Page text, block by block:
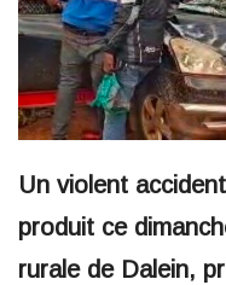
Un violent
produit ce
rurale de Dalein,